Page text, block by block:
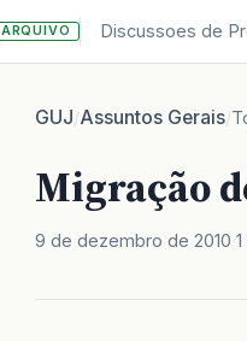
ARQUIVO Discussoes de
GUJ/Assuntos Gerais/
Migração
9 de dezembro de 2010